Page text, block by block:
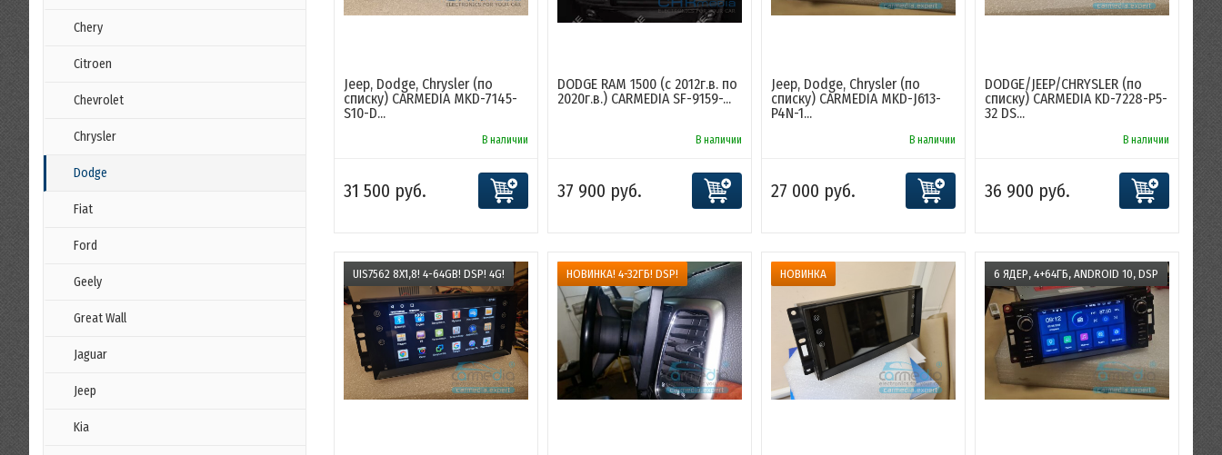
Chery
Citroen
Chevrolet
Chrysler
Dodge
Fiat
Ford
Geely
Great Wall
Jaguar
Jeep
Kia
Jeep, Dodge, Chrysler (по
списку) CARMEDIA MKD-7145-
S10-D...
В наличии
31 500 руб.
DODGE RAM 1500 (с 2012г.в. по
2020г.в.) CARMEDIA SF-9159-...
В наличии
37 900 руб.
Jeep, Dodge, Chrysler (по
списку) CARMEDIA MKD-J613-
P4N-1...
В наличии
27 000 руб.
DODGE/JEEP/CHRYSLER (по
списку) CARMEDIA KD-7228-P5-
32 DS...
В наличии
36 900 руб.
UIS7562 8X1,8! 4-64GB! DSP! 4G! НОВИНКА! 4-32ГБ! DSP! НОВИНКА 6 ЯДЕР, 4+64ГБ, ANDROID 10, DSP